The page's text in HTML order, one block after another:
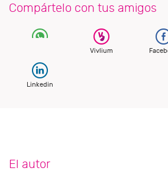
Compártelo con tus amigos
Vivlium
Linkedin
El autor